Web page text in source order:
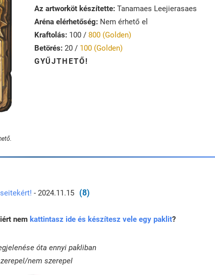
Az artworköt készítette: Tanamaes Leejierasaes
Aréna elérhetőség: Nem érhető el
Kraftolás: 100 / 800 (Golden)
Betörés: 20 / 100 (Golden)
GYŰJTHETŐ!
- 2024.11.15 (8)
nem kattintasz ide és készítesz vele egy paklit?
óta ennyi pakliban
nem szerepel